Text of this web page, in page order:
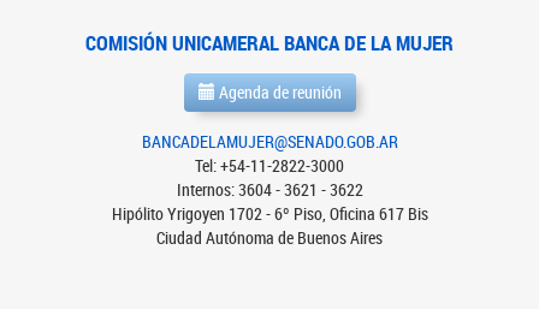
COMISIÓN UNICAMERAL BANCA DE LA MUJER
Agenda de reunión
BANCADELAMUJER@SENADO.GOB.AR
Tel: +54-11-2822-3000
Internos: 3604 - 3621 - 3622
Hipólito Yrigoyen 1702 - 6º Piso, Oficina 617 Bis
Ciudad Autónoma de Buenos Aires